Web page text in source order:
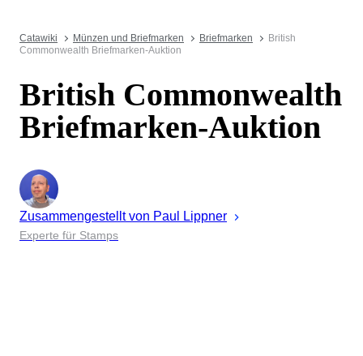
Catawiki Münzen und Briefmarken Briefmarken
British
Commonwealth Briefmarken-Auktion
British Commonwealth
Briefmarken-Auktion
Zusammengestellt von Paul Lippner
Experte für Stamps